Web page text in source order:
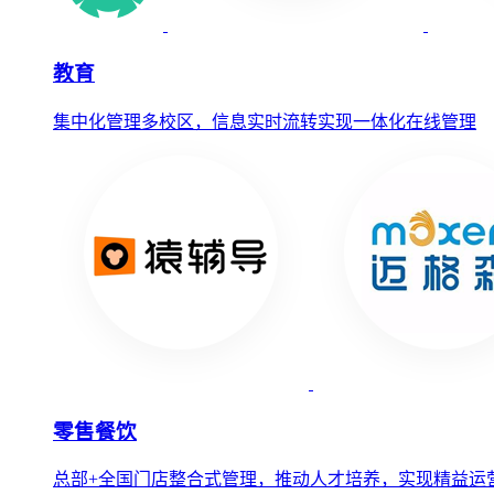
教育
集中化管理多校区，信息实时流转实现一体化在线管理
零售餐饮
总部+全国门店整合式管理，推动人才培养，实现精益运